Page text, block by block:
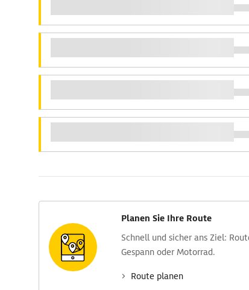
Planen Sie Ihre Route
Schnell und sicher ans Ziel:
Gespann oder Motorrad.
Route planen